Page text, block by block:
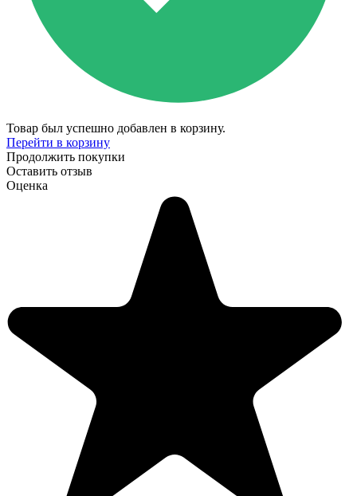
Товар был успешно добавлен в корзину.
Перейти в корзину
Продолжить покупки
Оставить отзыв
Оценка